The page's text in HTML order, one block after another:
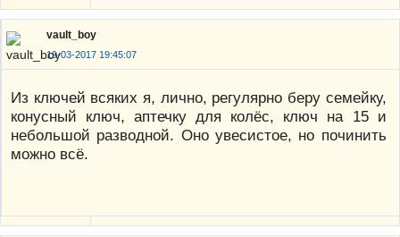
vault_boy
19-03-2017 19:45:07
Из ключей всяких я, лично, регулярно беру семейку,
конусный ключ, аптечку для колёс, ключ на 15 и
небольшой разводной. Оно увесистое, но починить
можно всё.